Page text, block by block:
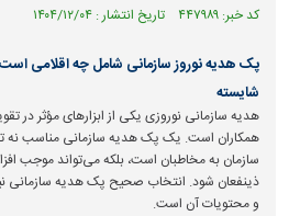
کد خبر: ۴۴۷۹۸۹ تاریخ انتشار : ۱۴۰۴/۱۲/۰۴
پک هدیه نوروز سازمانی شامل چه اقلامی
شایسته
هدیه سازمانی نوروزی یکی از ابزارهای مؤثر در
همکاران است. یک پک هدیه سازمانی مناسب نه
سازمان به مخاطبان است، بلکه می‌تواند موجب
ذینفعان شود. انتخاب صحیح پک هدیه سازمانی
و محتویات آن است.